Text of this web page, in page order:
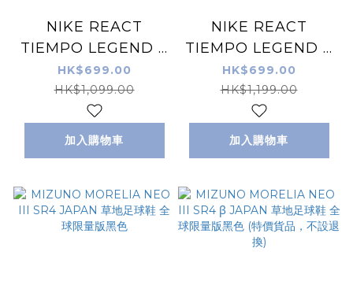
NIKE REACT
TIEMPO LEGEND 9
PRO IC 室內/街場足
球鞋 (特價貨品，不設
退換)
HK$699.00
HK$1,099.00
加入購物車
NIKE REACT
TIEMPO LEGEND 9
PRO IC 紫色 室內/街
場足球鞋
HK$699.00
HK$1,199.00
加入購物車